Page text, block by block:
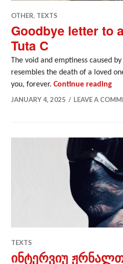
OTHER, TEXTS
Goodbye letter to
Tuta C
The void and emptiness caused
resembles the death of a loved
you, forever.Continue reading
JANUARY 4, 2025
LEAVE A
TEXTS
ინტერვიუ